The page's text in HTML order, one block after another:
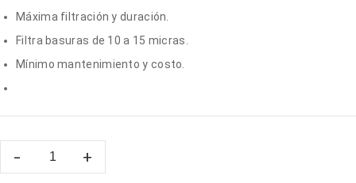
Máxima filtración y duración.
Filtra basuras de 10 a 15 micras.
Mínimo mantenimiento y costo.